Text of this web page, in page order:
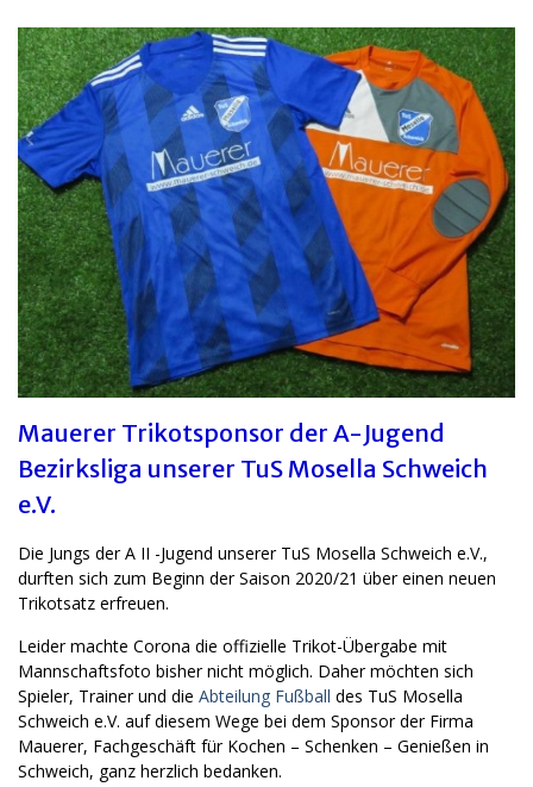
Mauerer Trikotsponsor der A-Jugend
Bezirksliga unserer TuS Mosella Schweich
e.V.
Die Jungs der A II -Jugend unserer TuS Mosella Schweich e.V.,
durften sich zum Beginn der Saison 2020/21 über einen neuen
Trikotsatz erfreuen.
Leider machte Corona die offizielle Trikot-Übergabe mit
Mannschaftsfoto bisher nicht möglich. Daher möchten sich
Spieler, Trainer und die Abteilung Fußball des TuS Mosella
Schweich e.V. auf diesem Wege bei dem Sponsor der Firma
Mauerer, Fachgeschäft für Kochen – Schenken – Genießen in
Schweich, ganz herzlich bedanken.